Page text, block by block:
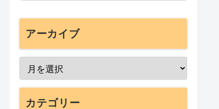
アーカイブ
カテゴリー